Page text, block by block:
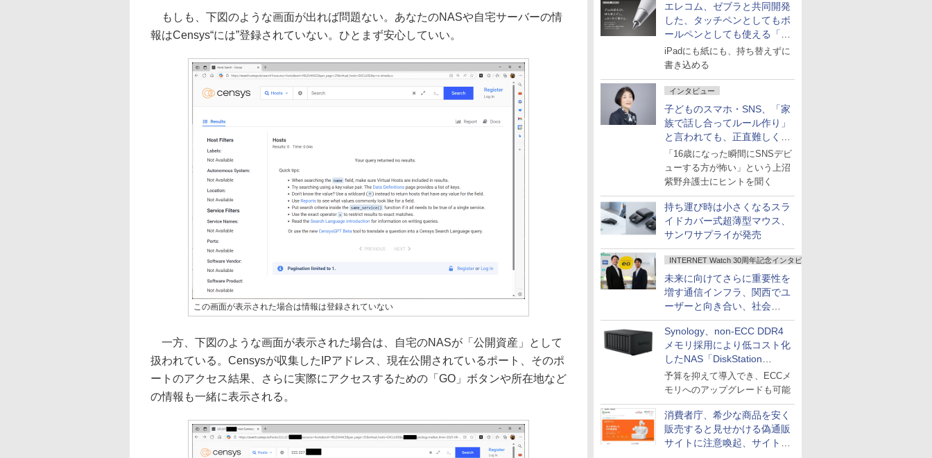
エレコム、ゼブラと共同開発
した、タッチペンとしてもボ
ールペンとしても使える「ス
タイラスツーウェイ」発売
iPadにも紙にも、持ち替えずに
書き込める
インタビュー
子どものスマホ・SNS、「家
族で話し合ってルール作り」
と言われても、正直難しくな
いですか？
「16歳になった瞬間にSNSデビ
ューする方が怖い」という上沼
紫野弁護士にヒントを聞く
持ち運び時は小さくなるスラ
イドカバー式超薄型マウス、
サンワサプライが発売
INTERNET Watch 30周年記念インタビュー
未来に向けてさらに重要性を
増す通信インフラ、関西でユ
ーザーと向き合い、社会
の“あたらしい”を起動し続け
る～オプテージ
Synology、non-ECC DDR4
メモリ採用により低コスト化
したNAS「DiskStation
neo+」シリーズ
予算を抑えて導入でき、ECCメ
モリへのアップグレードも可能
消費者庁、希少な商品を安く
販売すると見せかける偽通販
サイトに注意喚起、サイト名
もしも、下図のような画面が出れば問題ない。あなたのNASや自宅サーバーの情
報はCensys“には”登録されていない。ひとまず安心していい。
この画面が表示された場合は情報は登録されていない
一方、下図のような画面が表示された場合は、自宅のNASが「公開資産」として
扱われている。Censysが収集したIPアドレス、現在公開されているポート、そのポ
ートのアクセス結果、さらに実際にアクセスするための「GO」ボタンや所在地など
の情報も一緒に表示される。